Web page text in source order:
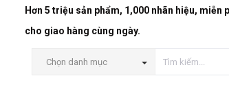
Hơn 5 triệu sản phẩm, 1,000 nhãn hiệu,
cho giao hàng cùng ngày.
Chọn danh mục
BỘ DỤNG CỤ BẢO DƯỠNG MÁY BAY VÀ TRỰC THĂNG STAHLWILLE 13214WW